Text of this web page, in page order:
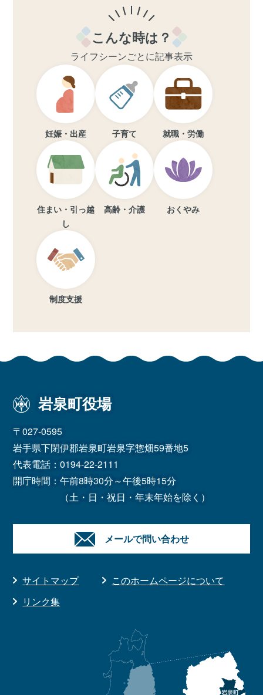
こんな時は？
ライフシーンごとに記事表示
妊娠・出産 子育て 就職・労働
住まい・引っ越
し
高齢・介護 おくやみ
制度支援
岩泉町役場
〒027-0595
岩手県下閉伊郡岩泉町岩泉字惣畑59番地5
代表電話：0194-22-2111
開庁時間：午前8時30分～午後5時15分
（土・日・祝日・年末年始を除く）
メールで問い合わせ
サイトマップ
このホームページについて
リンク集